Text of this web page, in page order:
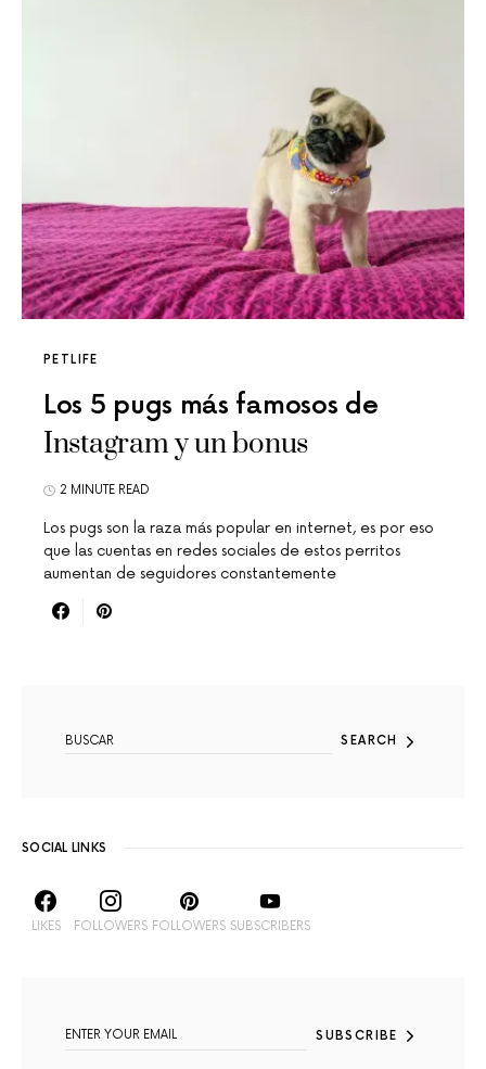
PETLIFE
Los 5 pugs más famosos de
Instagram y un bonus
2 MINUTE READ
Los pugs son la raza más popular en internet, es por eso
que las cuentas en redes sociales de estos perritos
aumentan de seguidores constantemente
SEARCH
SOCIAL LINKS
LIKES FOLLOWERS FOLLOWERS SUBSCRIBERS
SUBSCRIBE